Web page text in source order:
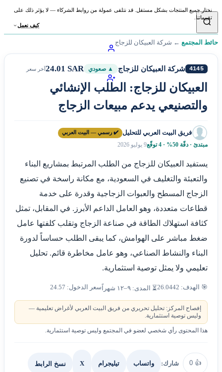
نختار جميع المنتجات بشكل مستقل. قد نتلقى عمولة من روابط الشركاء — لا يؤثر ذلك على
تقييماتنا.
كيف نعمل
حائط المجتمع ← شركة العبيكان للزجاج
4145 شركة العبيكان للزجاج ▲ صعودي 24.01 SARآخر سعر
العبيكان للزجاج: الطلب الإنشائي
والتصنيعي يدعم مبيعات الزجاج
فريق البيت العربي للتحليل ✔️ رسمي — البيت العربي
مبتدئ · دقّة 50% · 4 توقّع 9 يوليو 2026
يستفيد العبيكان للزجاج من الطلب المرتبط بمشاريع البناء
والتعبئة والتغليف في السعودية، مع مكانة راسخة في تصنيع
الزجاج المسطح والعبوات الزجاجية وقدرة على خدمة
قطاعات متعددة، وهو العامل الداعم الأبرز. في المقابل، تمثل
كثافة استهلاك الطاقة في صناعة الزجاج وتقلب كلفتها عامل
ضغط مباشر على الهوامش، كما يبقى الطلب حساساً لدورة
البناء والنشاط الصناعي، وهو عامل مخاطرة قائم. تحليل
تعليمي ولا يمثل توصية استثمارية.
🎯 الهدف: 26.0442 ⏳ المدى: ٩–١٢ شهراً سعر الدخول: 24.57
إفصاح المركز: تحليل تحريري من فريق البيت العربي لأغراض تعليمية —
وليس توصية استثمارية.
هذا المحتوى رأي شخصي لعضو في المجتمع وليس توصية استثمارية.
👍
0 شارك: واتساب تيليجرام X نسخ الرابط